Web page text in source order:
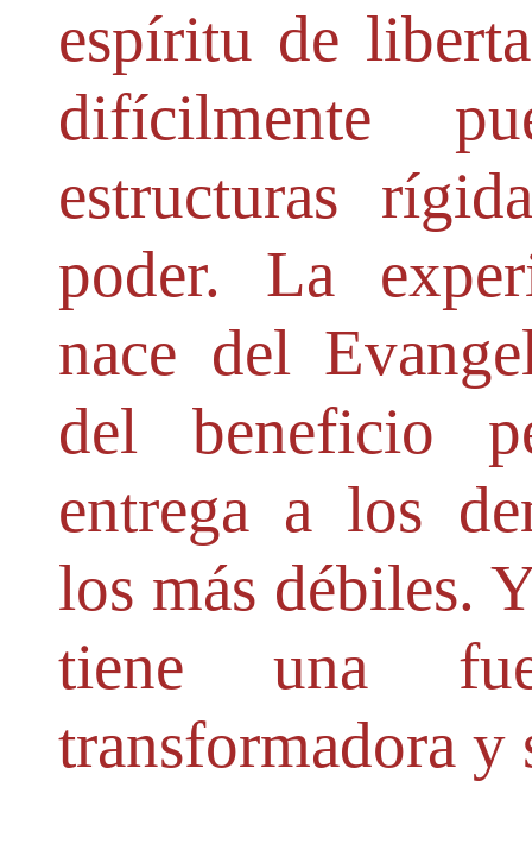
espíritu de
difícilmente
estructuras
poder. La
nace del
del beneficio
entrega a los
los más débiles.
tiene una
transformadora y